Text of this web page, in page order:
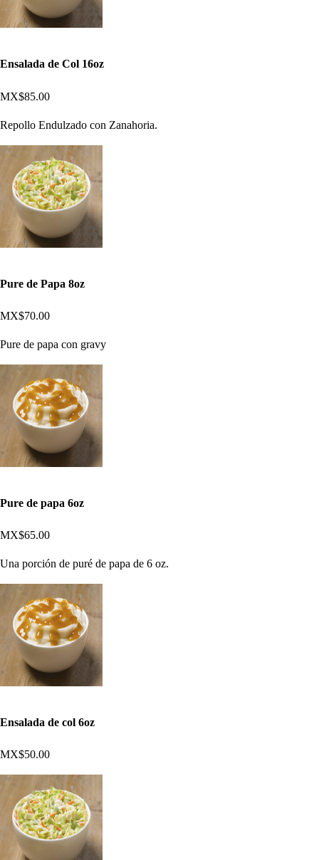
Ensalada de Col 16oz
MX$85.00
Repollo Endulzado con Zanahoria.
Pure de Papa 8oz
MX$70.00
Pure de papa con gravy
Pure de papa 6oz
MX$65.00
Una porción de puré de papa de 6 oz.
Ensalada de col 6oz
MX$50.00